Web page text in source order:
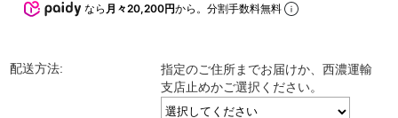
なら 月々20,200円から。分割手数料無料
配送方法:
指定のご住所までお届けか、西濃運輸
支店止めかご選択ください。